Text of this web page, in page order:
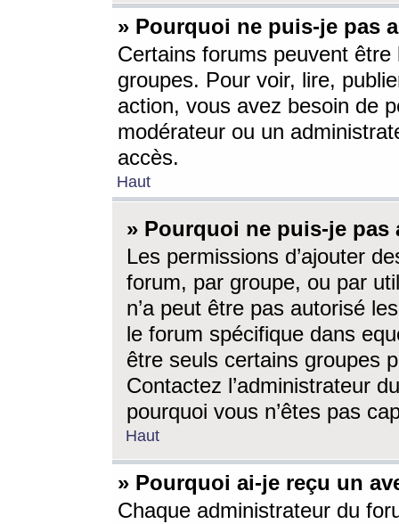
» Pourquoi ne puis-je pas
Certains forums peuvent être
groupes. Pour voir, lire,
action, vous avez besoin de
modérateur ou un
accès.
Haut
» Pourquoi ne puis-je
Les permissions d’ajouter
forum, par groupe, ou par
n’a peut être pas autorisé
le forum spécifique dans
être seuls certains groupes
Contactez l’administrateur
pourquoi vous n’êtes pas
Haut
» Pourquoi ai-je reçu un
Chaque administrateur du